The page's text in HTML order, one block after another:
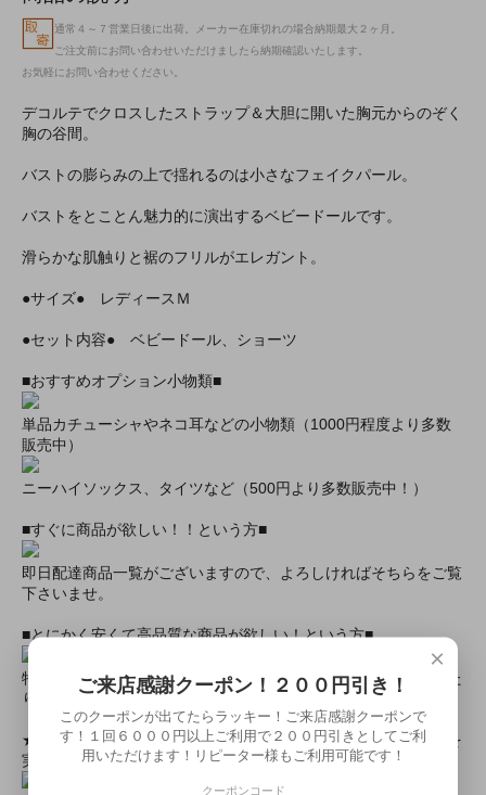
通常４～７営業日後に出荷。メーカー在庫切れの場合納期最大２ヶ月。
ご注文前にお問い合わせいただけましたら納期確認いたします。
お気軽にお問い合わせください。
デコルテでクロスしたストラップ＆大胆に開いた胸元からのぞく
胸の谷間。
バストの膨らみの上で揺れるのは小さなフェイクパール。
バストをとことん魅力的に演出するベビードールです。
滑らかな肌触りと裾のフリルがエレガント。
●サイズ● レディースＭ
●セット内容● ベビードール、ショーツ
■おすすめオプション小物類■
単品カチューシャやネコ耳などの小物類（1000円程度より多数
販売中）
ニーハイソックス、タイツなど（500円より多数販売中！）
■すぐに商品が欲しい！！という方■
即日配達商品一覧がございますので、よろしければそちらをご覧
下さいませ。
■とにかく安くて高品質な商品が欲しい！という方■
特別割引商品を掲載しています！最大８０％引きの商品もあった
りします！
★ミアカフェ・ミアリラではミアコス衣装を着用したイベントを
実施中★
×
ご来店感謝クーポン！２００円引き！
このクーポンが出てたらラッキー！ご来店感謝クーポンで
す！１回６０００円以上ご利用で２００円引きとしてご利
用いただけます！リピーター様もご利用可能です！
クーポンコード